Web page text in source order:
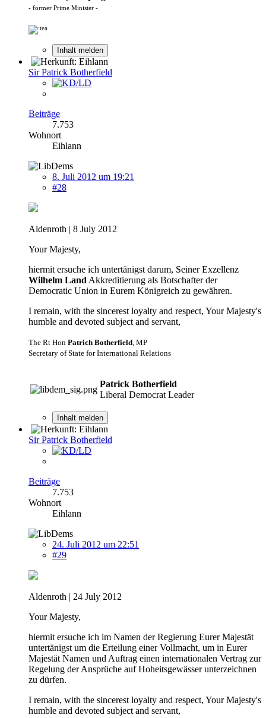
- former Prime Minister -
Inhalt melden
Sir Patrick Botherfield
Beiträge
7.753
Wohnort
Eihlann
8. Juli 2012 um 19:21
#28
Aldenroth | 8 July 2012
Your Majesty,
hiermit ersuche ich untertänigst darum, Seiner Exzellenz
Wilhelm Land Akkreditierung als Botschafter der
Democratic Union in Eurem Königreich zu gewähren.
I remain, with the sincerest loyalty and respect, Your Majesty's
humble and devoted subject and servant,
The Rt Hon Patrich Botherfield , MP
Secretary of State for International Relations
Patrick Botherfield
Liberal Democrat Leader
Inhalt melden
Sir Patrick Botherfield
Beiträge
7.753
Wohnort
Eihlann
24. Juli 2012 um 22:51
#29
Aldenroth | 24 July 2012
Your Majesty,
hiermit ersuche ich im Namen der Regierung Eurer Majestät
untertänigst um die Erteilung einer Vollmacht, um in Eurer
Majestät Namen und Auftrag einen internationalen Vertrag zur
Regelung der Ansprüche auf Hoheitsgewässer unterzeichnen
zu dürfen.
I remain, with the sincerest loyalty and respect, Your Majesty's
humble and devoted subject and servant,